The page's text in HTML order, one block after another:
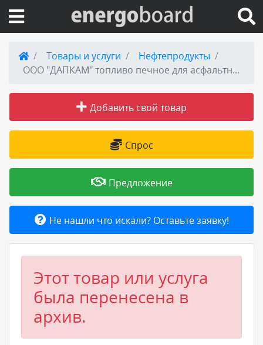
Вход на сайт
Публикации
Товары и услуги
Добавить товар или услугу
Товары и услуги
Нефтепродукты
ООО "ДАПКАМ" топливо печное для асфальтных заводов и сушки зерна от 7000-9500 р/т.
Добавить свой товар
Спрос
Предложение
Не нашли что искали? Оставьте заявку!
Этот товар или услуга
была перенесена в
архив.